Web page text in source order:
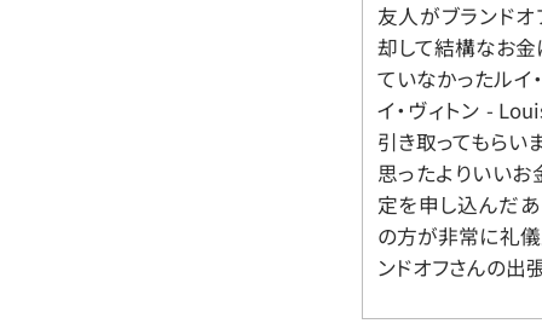
友人がブランド
却して結構なお金
ていなかったルイ
イ・ヴィトン -
引き取ってもらい
思ったよりいいお
定を申し込んだ
の方が非常に礼儀
ンドオフさんの出